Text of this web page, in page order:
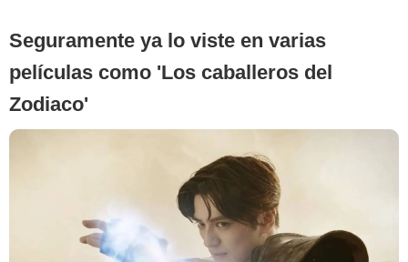
Seguramente ya lo viste en varias
películas como 'Los caballeros del
Zodiaco'